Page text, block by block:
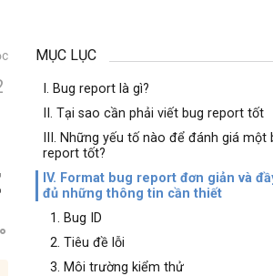
MỤC LỤC
I. Bug report là gì?
II. Tại sao cần phải viết bug report tốt
III. Những yếu tố nào để đánh giá một
report tốt?
IV. Format bug report đơn giản và
đủ những thông tin cần thiết
1. Bug ID
2. Tiêu đề lỗi
3. Môi trường kiểm thử